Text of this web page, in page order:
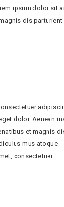
ipsum dolor sit
dis parturient
dolor. Aenean
et magnis
mus atoque
consectetuer